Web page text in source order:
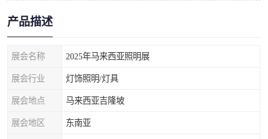
产品描述
展会名称 2025年马来西亚照明展
展会行业 灯饰照明/灯具
展会地点 马来西亚吉隆坡
展会地区 东南亚